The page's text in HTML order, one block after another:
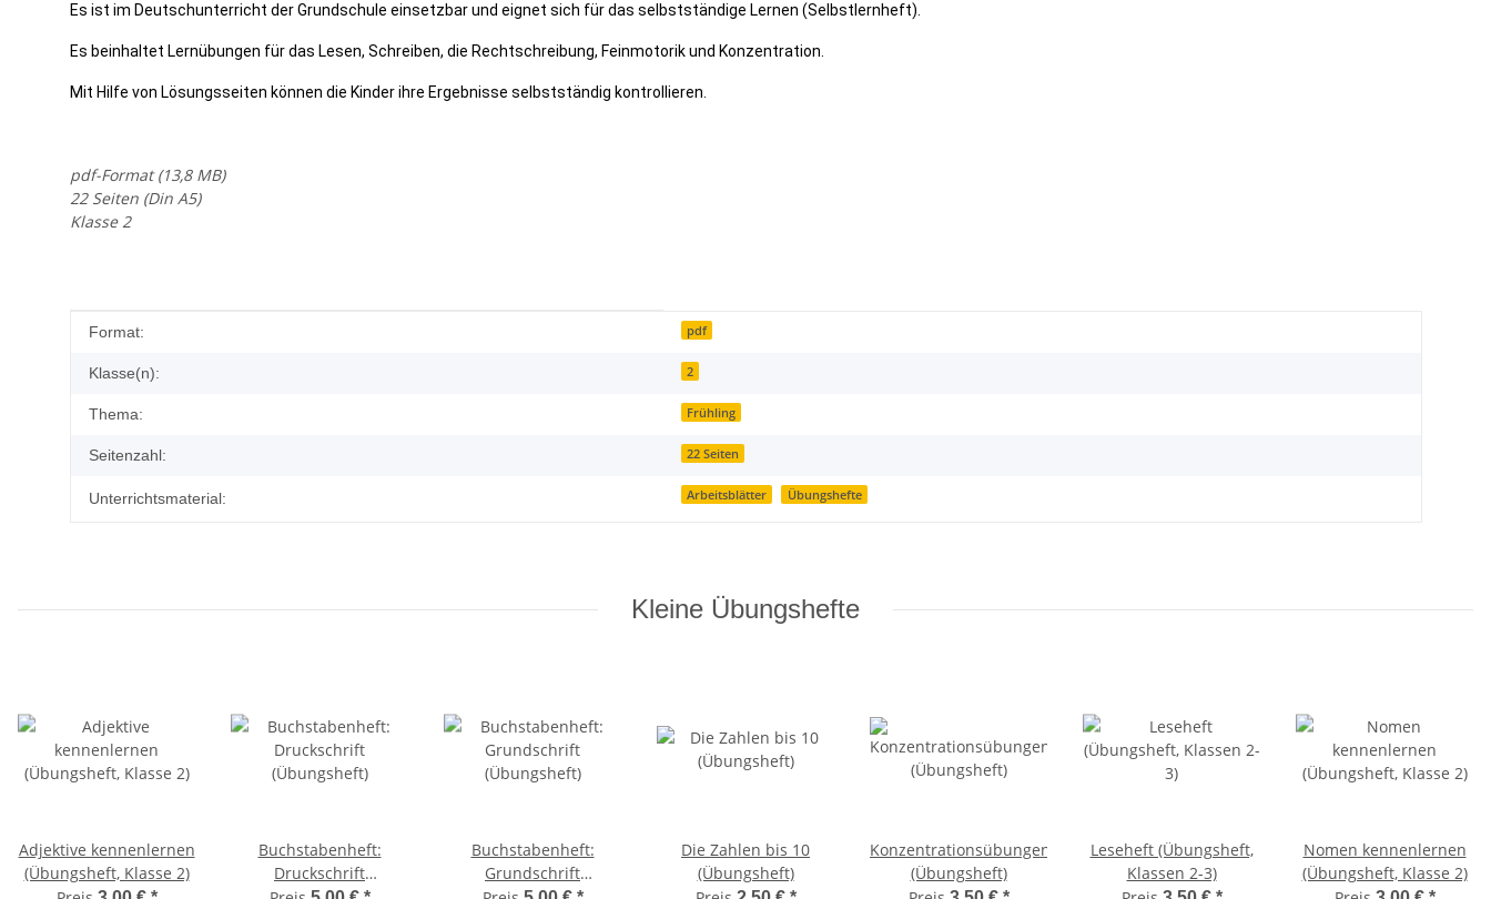
Es ist im Deutschunterricht der Grundschule einsetzbar und eignet sich für das selbstständige Lernen (Selbstlernheft).
Es beinhaltet Lernübungen für das Lesen, Schreiben, die Rechtschreibung, Feinmotorik und Konzentration.
Mit Hilfe von Lösungsseiten können die Kinder ihre Ergebnisse selbstständig kontrollieren.
pdf-Format (13,8 MB)
22 Seiten (Din A5)
Klasse 2
Produkteigenschaft
Wert
Format: pdf
Klasse(n): 2
Thema: Frühling
Seitenzahl: 22 Seiten
Unterrichtsmaterial: Arbeitsblätter Übungshefte
Kleine Übungshefte
Adjektive kennenlernen
(Übungsheft, Klasse 2)
Buchstabenheft:
Druckschrift
Buchstabenheft:
Grundschrift
Die Zahlen bis 10
(Übungsheft)
Konzentrationsübungen
(Übungsheft)
Leseheft (Übungsheft,
Klassen 2-3)
Nomen kennenlernen
(Übungsheft, Klasse 2)